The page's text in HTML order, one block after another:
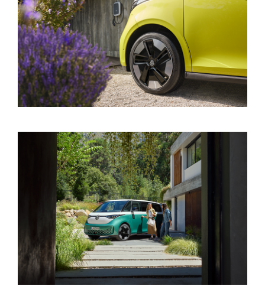
VÆRKSTED
TILBEHØR
NYHEDER
JOB OG